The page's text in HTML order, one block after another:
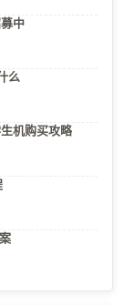
中
么
机购买攻略